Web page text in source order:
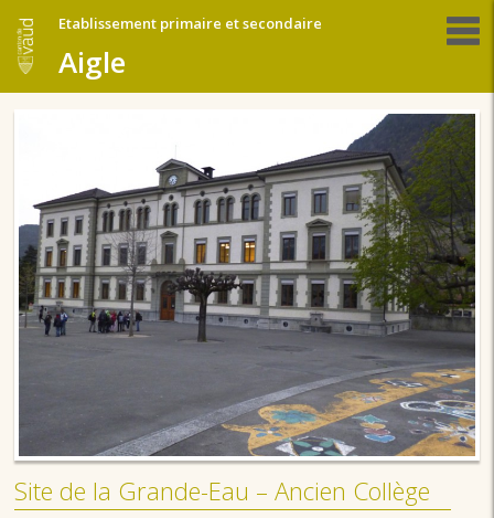
Etablissement primaire et secondaire
Aigle
Site de la Grande-Eau – Ancien Collège